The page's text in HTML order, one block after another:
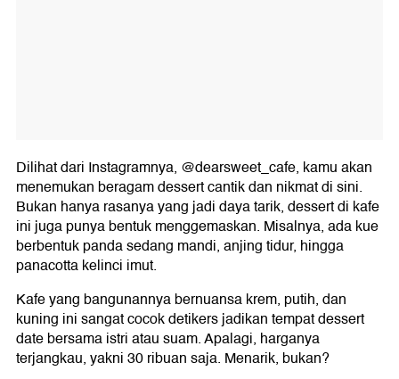
Dilihat dari Instagramnya, @dearsweet_cafe, kamu akan
menemukan beragam dessert cantik dan nikmat di sini.
Bukan hanya rasanya yang jadi daya tarik, dessert di kafe
ini juga punya bentuk menggemaskan. Misalnya, ada kue
berbentuk panda sedang mandi, anjing tidur, hingga
panacotta kelinci imut.
Kafe yang bangunannya bernuansa krem, putih, dan
kuning ini sangat cocok detikers jadikan tempat dessert
date bersama istri atau suam. Apalagi, harganya
terjangkau, yakni 30 ribuan saja. Menarik, bukan?